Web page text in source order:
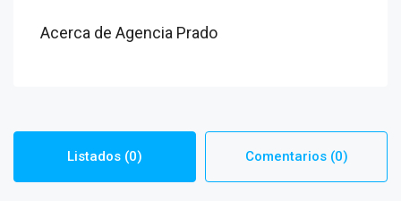
Acerca de Agencia Prado
Listados (0) Comentarios (0)